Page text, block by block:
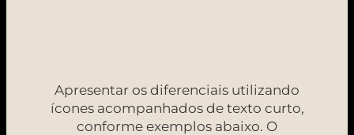
Apresentar os diferenciais utilizando
ícones acompanhados de texto curto,
conforme exemplos abaixo. O